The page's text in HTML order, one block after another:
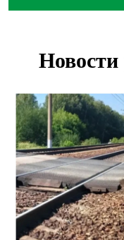
Нейросеть для
Двум бойцам СВО
Персидский ковер
Востока в
Актриса из
в сериале «Малой»